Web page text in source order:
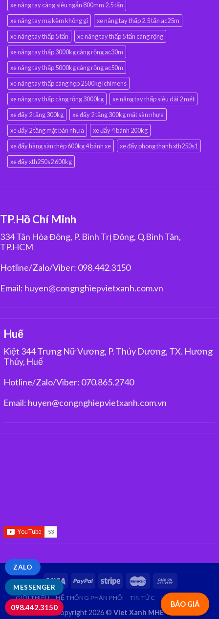
xe nâng tay càng siêu ngắn 800mm 2.5 tấn
xe nâng tay mạ kẽm không gỉ
xe nâng tay thấp 2.5 tấn ac25m
xe nâng tay thấp 5 tấn
xe nâng tay thấp 5 tấn càng rộng
xe nâng tay thấp 3000kg càng rộng ac30m
xe nâng tay thấp 5000kg càng rộng ac50m
xe nâng tay thấp càng hẹp 2500kg ichimens
xe nâng tay thấp càng rộng 3000kg
xe nâng tay thấp siêu dài 2 mét
xe đẩy 2 tầng 300kg
xe đẩy 2 tầng 300kg mặt sàn nhựa
xe đẩy 2 tầng mặt bàn nhựa
xe đẩy 4 bánh 200kg
xe đẩy hàng sàn thép 600kg 4 bánh xe
xe đẩy phong thạnh xth250s1
xe đẩy xth250s2 600kg
TP.Hồ Chí Minh
334 Tân Hòa Đông, P. Bình Trị Đông, Q.Bình Tân,
TP.HCM
Hotline/Zalo/Viber: 098.442.3150
Email: huyen@congnghiepvietxanh.com.vn
Huế
Kiệt 344 Trưng Nữ Vương, P. Thủy Dương, TX. Hương
Thủy, Huế
Hotline/Zalo/Viber: 070.865.2740
Email: huyen@congnghiepvietxanh.com.vn
BÁO GIÁ
GIỚI THIỆU HỆ THỐNG PHÂN PHỐI TIN TỨC LIÊN HỆ
Copyright 2026 © Viet Xanh MHE
MESSENGER
ZALO
098.442.3150